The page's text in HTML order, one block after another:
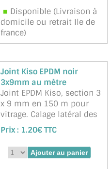
Disponible (Livraison à
domicile ou retrait Ile de
france)
Joint Kiso EPDM noir
3x9mm au mètre
Joint EPDM Kiso, section 3
x 9 mm en 150 m pour
vitrage. Calage latéral des
vitres (verres) en feuillure.
Une face autocollante
Marque : NNPP Service
Miroiterie - Référence :
Prix : 1.20€ TTC